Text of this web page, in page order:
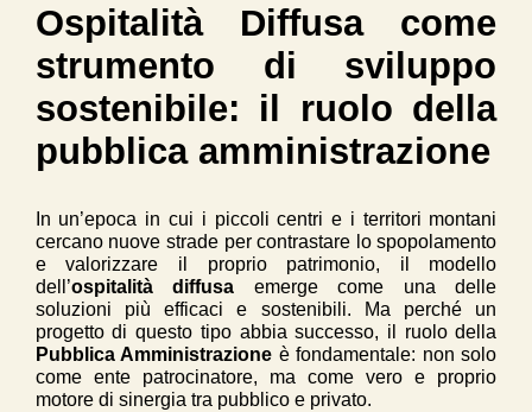
Ospitalità Diffusa come
strumento di sviluppo
sostenibile: il ruolo della
pubblica amministrazione
In un’epoca in cui i piccoli centri e i territori montani
cercano nuove strade per contrastare lo spopolamento
e valorizzare il proprio patrimonio, il modello
dell’ospitalità diffusa emerge come una delle
soluzioni più efficaci e sostenibili. Ma perché un
progetto di questo tipo abbia successo, il ruolo della
Pubblica Amministrazione è fondamentale: non solo
come ente patrocinatore, ma come vero e proprio
motore di sinergia tra pubblico e privato.